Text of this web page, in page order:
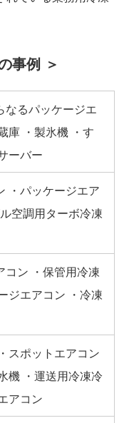
事例 ＞
なるパッケージエ
庫 ・製氷機 ・す
ーバー
・パッケージエア
空調用ターボ冷凍
コン ・保管用冷凍
ジエアコン ・冷凍
スポットエアコン
機 ・運送用冷凍冷
アコン